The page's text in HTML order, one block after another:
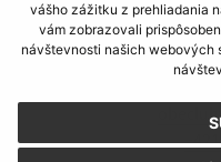
vášho zážitku z prehliadania
vám zobrazovali
návštevnosti našich webových
076